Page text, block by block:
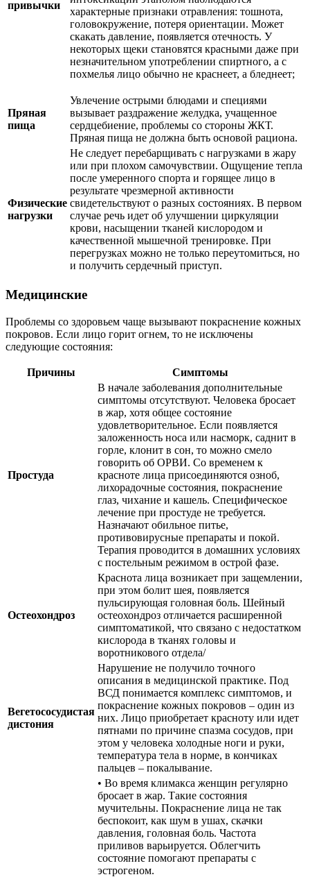
привычки
характерные признаки отравления: тошнота,
головокружение, потеря ориентации. Может
скакать давление, появляется отечность. У
некоторых щеки становятся красными даже при
незначительном употреблении спиртного, а с
похмелья лицо обычно не краснеет, а бледнеет;
Пряная
пища
Увлечение острыми блюдами и специями
вызывает раздражение желудка, учащенное
сердцебиение, проблемы со стороны ЖКТ.
Пряная пища не должна быть основой рациона.
Физические
нагрузки
Не следует перебарщивать с нагрузками в жару
или при плохом самочувствии. Ощущение тепла
после умеренного спорта и горящее лицо в
результате чрезмерной активности
свидетельствуют о разных состояниях. В первом
случае речь идет об улучшении циркуляции
крови, насыщении тканей кислородом и
качественной мышечной тренировке. При
перегрузках можно не только переутомиться, но
и получить сердечный приступ.
Медицинские
Проблемы со здоровьем чаще вызывают покраснение кожных
покровов. Если лицо горит огнем, то не исключены
следующие состояния:
Причины Симптомы
Простуда
В начале заболевания дополнительные
симптомы отсутствуют. Человека бросает
в жар, хотя общее состояние
удовлетворительное. Если появляется
заложенность носа или насморк, саднит в
горле, клонит в сон, то можно смело
говорить об ОРВИ. Со временем к
красноте лица присоединяются озноб,
лихорадочные состояния, покраснение
глаз, чихание и кашель. Специфическое
лечение при простуде не требуется.
Назначают обильное питье,
противовирусные препараты и покой.
Терапия проводится в домашних условиях
с постельным режимом в острой фазе.
Остеохондроз
Краснота лица возникает при защемлении,
при этом болит шея, появляется
пульсирующая головная боль. Шейный
остеохондроз отличается расширенной
симптоматикой, что связано с недостатком
кислорода в тканях головы и
воротникового отдела/
Вегетососудистая
дистония
Нарушение не получило точного
описания в медицинской практике. Под
ВСД понимается комплекс симптомов, и
покраснение кожных покровов – один из
них. Лицо приобретает красноту или идет
пятнами по причине спазма сосудов, при
этом у человека холодные ноги и руки,
температура тела в норме, в кончиках
пальцев – покалывание.
• Во время климакса женщин регулярно
бросает в жар. Такие состояния
мучительны. Покраснение лица не так
беспокоит, как шум в ушах, скачки
давления, головная боль. Частота
приливов варьируется. Облегчить
состояние помогают препараты с
эстрогеном.